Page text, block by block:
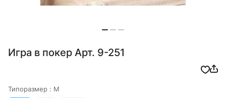
Игра в покер Арт. 9-251
Типоразмер : M